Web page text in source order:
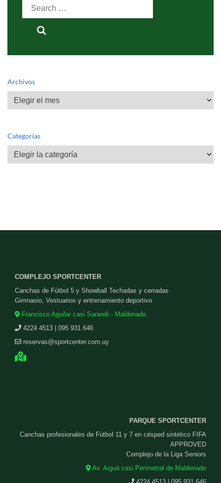
Search
Archivos
Archivos
Categorías
Categorías
COMPLEJO SPORTCENTER
Canchas de Fútbol 5 y Showball Techadas y cerradas
Gimnasio, Vestuarios y entrenamiento deportivo
Francisco Aguilar casi Sarandí - Maldonado
4224 4513 | 095 931 646
reservas@sportcenter.com.uy
PARQUE SPORTCENTER
Canchas profesionales de Fútbol 11 y 7 en césped sintético FIFA
APPROVED
Complejo de la Liga Seniors
Av. Aiguá casi Perimetral de Maldonado